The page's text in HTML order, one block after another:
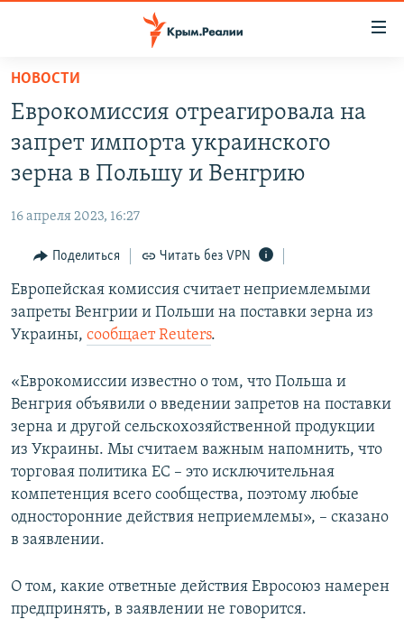
Вернуться
основному
содержанию
Вернутся
главной
навигации
Вернутся
поиску
СПЕЦПРОЕКТЫ
11 ЛЕТ ОККУПАЦИИ КРЫМА. 11 ИСТОРИЙ СОПРОТИВЛЕНИЯ
ВОДА
ЕЩЕ
ИНТЕРАКТИВ
ИНФОГРАФИКА
ТЕЛЕПРОЕКТ КРЫМ.РЕАЛИИ
ПРОПАВШИЕ БЕЗ ВЕСТИ
ПОБЕДИТЕЛЕЙ НЕ СУДЯТ?
КРЫМ.НЕПОКОРЕННЫЙ
УКРАИНСКАЯ ПРОБЛЕМА КРЫМА
РАДІО СВОБОДА
КАК ОБОЙТИ БЛОКИРОВКУ
Українською
Qırımtatar
ПРИСОЕДИНЯЙТЕСЬ!
Все сайты RFE/RL
НОВОСТИ
Еврокомиссия отреагировала на
запрет импорта украинского
зерна в Польшу и Венгрию
16 апреля 2023, 16:27
Поделиться Читать без VPN
Европейская комиссия считает неприемлемыми
запреты Венгрии и Польши на поставки зерна из
Украины, сообщает Reuters.
«Еврокомиссии известно о том, что Польша и
Венгрия объявили о введении запретов на поставки
зерна и другой сельскохозяйственной продукции
из Украины. Мы считаем важным напомнить, что
торговая политика ЕС – это исключительная
компетенция всего сообщества, поэтому любые
односторонние действия неприемлемы», – сказано
в заявлении.
О том, какие ответные действия Евросоюз намерен
предпринять, в заявлении не говорится.